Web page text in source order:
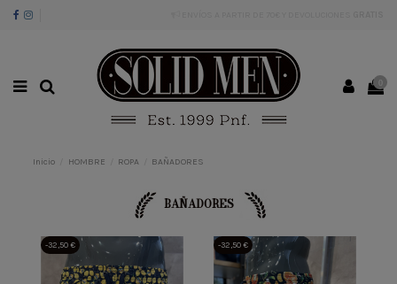
Inicio HOMBRE ROPA BAÑADORES
BAÑADORES
-32,50 € -32,50 €